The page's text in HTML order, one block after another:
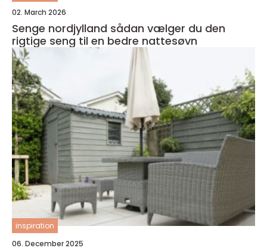
02. March 2026
Senge nordjylland sådan vælger du den
rigtige seng til en bedre nattesøvn
inspiration
06. December 2025